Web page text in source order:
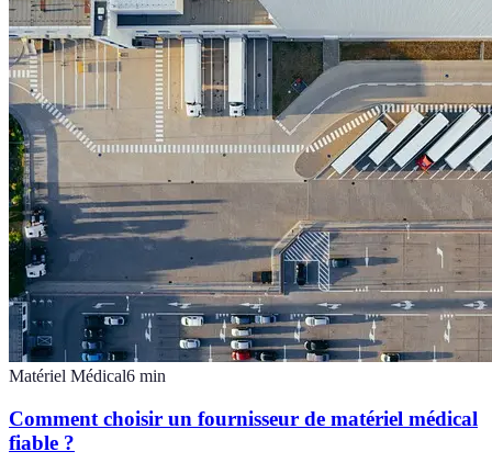
Matériel Médical6 min
Comment choisir un fournisseur de matériel médical
fiable ?